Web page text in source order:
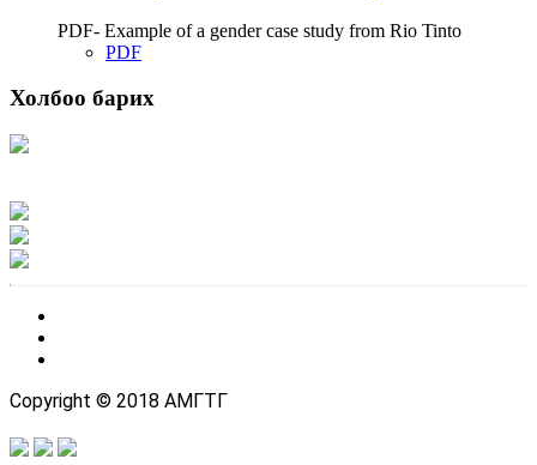
PDF- Example of a gender case study from Rio Tinto
PDF
Холбоо барих
Copyright © 2018 АМГТГ